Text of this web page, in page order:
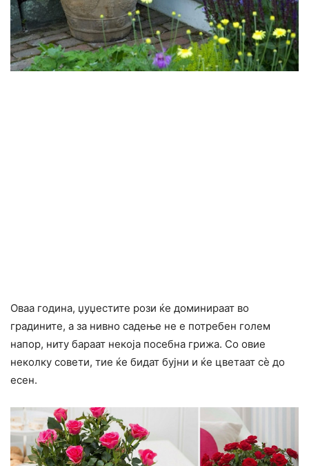
Оваа година, џуџестите рози ќе доминираат во
градините, а за нивно садење не е потребен голем
напор, ниту бараат некоја посебна грижа. Со овие
неколку совети, тие ќе бидат бујни и ќе цветаат сè до
есен.